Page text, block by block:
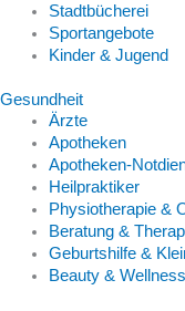
Stadtbücherei
Sportangebote
Kinder & Jugend
Gesundheit
Ärzte
Apotheken
Apotheken-
Heilpraktiker
Physiotherapie &
Beratung &
Geburtshilfe &
Beauty & Wellness